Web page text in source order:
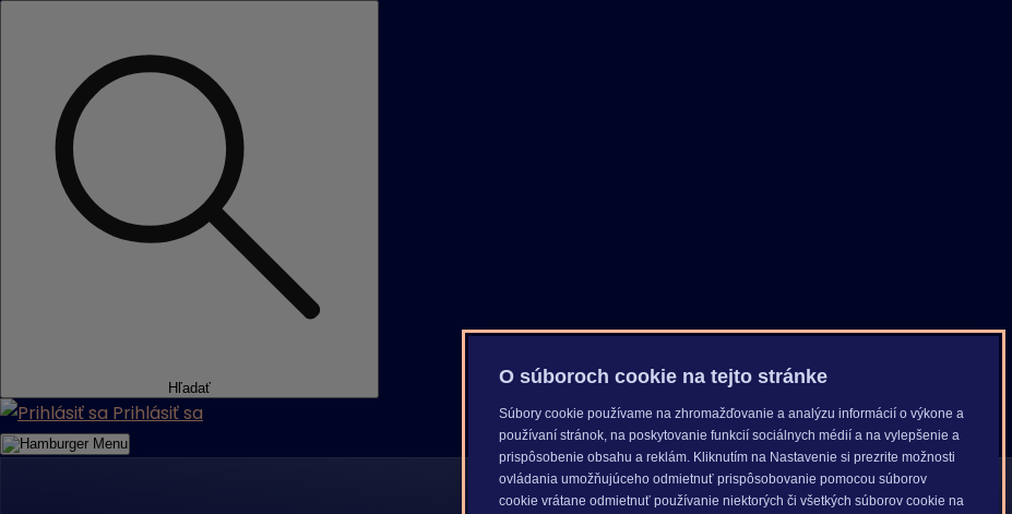
Hľadať
Prihlásiť sa
Menu
O súboroch cookie na tejto stránke
Súbory cookie používame na zhromažďovanie a analýzu informácií o výkone a
používaní stránok, na poskytovanie funkcií sociálnych médií a na vylepšenie a
prispôsobenie obsahu a reklám. Kliknutím na Nastavenie si prezrite možnosti
ovládania umožňujúceho odmietnuť prispôsobovanie pomocou súborov
cookie vrátane odmietnuť používanie niektorých či všetkých súborov cookie na